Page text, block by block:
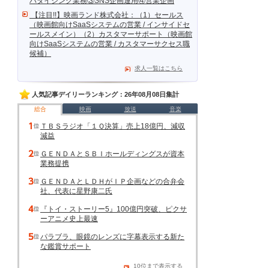
【注目!!】映画ランド株式会社：（1）セールス
（映画館向けSaaSシステムの営業 / インサイドセ
ールスメイン）（2）カスタマーサポート（映画館
向けSaaSシステムの営業 / カスタマーサクセス職
候補）
求人一覧はこちら
人気記事デイリーランキング：26年08月08日集計
総合 映画 放送 音楽
ＴＢＳラジオ「１Ｑ決算」売上18億円、減収
減益
ＧＥＮＤＡとＳＢＩホールディングスが資本
業務提携
ＧＥＮＤＡとＬＤＨがＩＰ企画などの合弁会
社、代表に星野康二氏
『トイ・ストーリー5』100億円突破、ピクサ
ーアニメ史上最速
パラブラ、眼鏡のレンズに字幕表示する新た
な鑑賞サポート
10位まで表示する